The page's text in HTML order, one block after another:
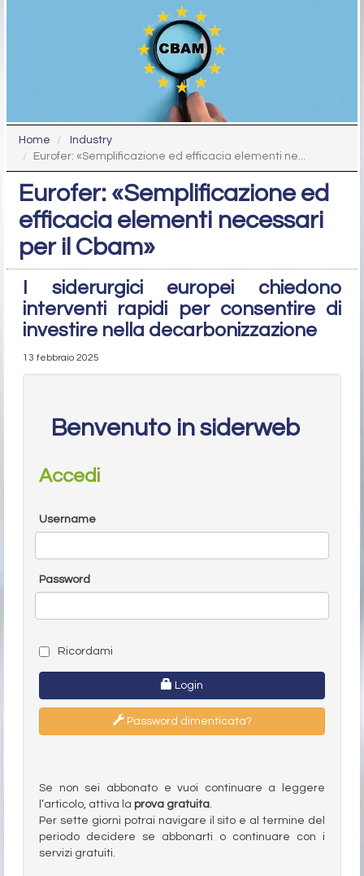
Home
Industry
Eurofer: «Semplificazione ed efficacia elementi ne...
Eurofer: «Semplificazione ed
efficacia elementi necessari
per il Cbam»
I siderurgici europei chiedono
interventi rapidi per consentire di
investire nella decarbonizzazione
13 febbraio 2025
Benvenuto in siderweb
Accedi
Username
Password
Ricordami
Login
Password dimenticata?
Se non sei abbonato e vuoi continuare a leggere
l’articolo, attiva la prova gratuita.
Per sette giorni potrai navigare il sito e al termine del
periodo decidere se abbonarti o continuare con i
servizi gratuiti.